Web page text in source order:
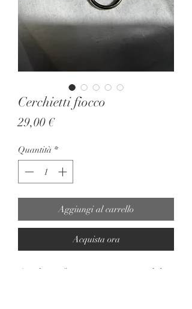
Cerchietti fiocco
29,00 €Prezzo
Quantità *
Aggiungi al carrello
Acquista ora
Cerchietti fiocco argentato, per lobo